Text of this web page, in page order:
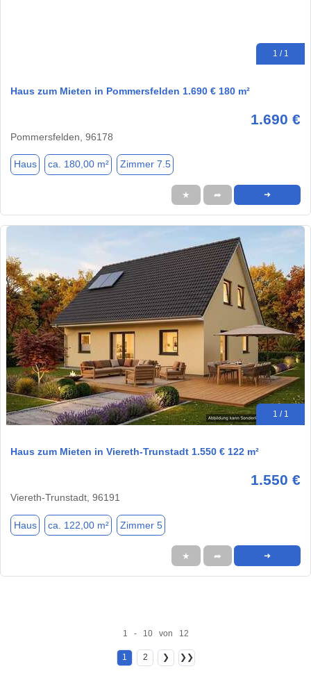
1 / 1
Haus zum Mieten in Pommersfelden 1.690 € 180 m²
1.690 €
Pommersfelden, 96178
Haus ca. 180,00 m² Zimmer 7.5
★ ➦ ➜
1 / 1
Haus zum Mieten in Viereth-Trunstadt 1.550 € 122 m²
1.550 €
Viereth-Trunstadt, 96191
Haus ca. 122,00 m² Zimmer 5
★ ➦ ➜
1 - 10 von 12
1 2 ❯ ❯❯